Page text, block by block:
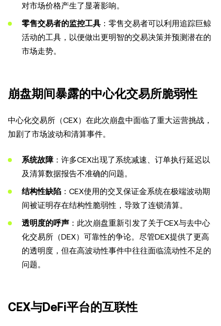
对市场价格产生了显著影响。
零售交易者的监控工具 ：零售交易者可以利用追踪巨鲸
活动的工具，以便做出更明智的交易决策并预测潜在的
市场走势。
崩盘期间暴露的中心化交易所脆弱性
中心化交易所（CEX）在此次崩盘中面临了重大运营挑战，
加剧了市场波动和清算事件。
系统故障：许多CEX出现了系统减速、订单执行延迟以
及清算数据报告不准确的问题。
结构性缺陷 ：CEX使用的交叉保证金系统在极端波动期
间被证明存在结构性脆弱性，导致了连锁清算。
透明度的呼声 ：此次崩盘重新引发了关于CEX与去中心
化交易所（DEX）可靠性的争论。尽管DEX提供了更高
的透明度，但在高波动性事件中往往面临流动性不足的
问题。
CEX与DeFi平台的互联性